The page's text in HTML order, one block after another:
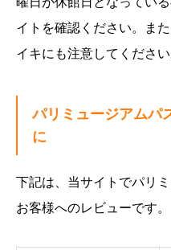
イトを確認ください。ま
イキにも注意してください
パリミュージアムパ
に
下記は、当サイトでパリ
お客様へのレビューです。